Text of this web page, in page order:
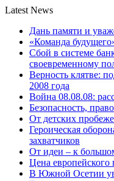
Latest News
Дань памяти и
«Команда
Сбой в системе
своевременному
Верность клятве:
2008 года
Война 08.08.08:
Безопасность,
От детских
Героическая
захватчиков
От идеи – к
Цена
В Южной Осетии